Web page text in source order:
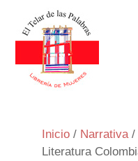
Inicio / Narrativa/
Literatura